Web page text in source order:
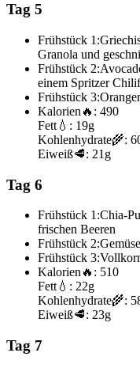
Tag 5
Frühstück 1:
Granola und
Frühstück 2:
einem Spritzer
Frühstück 3:
Kalorien 🔥: 490
Fett 💧: 19g
Kohlenhydrate🌾:
Eiweiß🥩: 21g
Tag 6
Frühstück 1:Chia-
frischen Beeren
Frühstück 2:
Frühstück 3:
Kalorien 🔥: 510
Fett 💧: 22g
Kohlenhydrate🌾:
Eiweiß🥩: 23g
Tag 7